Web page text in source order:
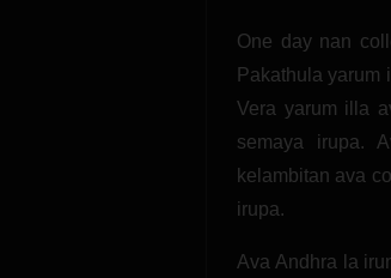
One day nan
Pakathula yarum
Vera yarum illa
semaya irupa.
kelambitan ava
irupa.
Ava Andhra la